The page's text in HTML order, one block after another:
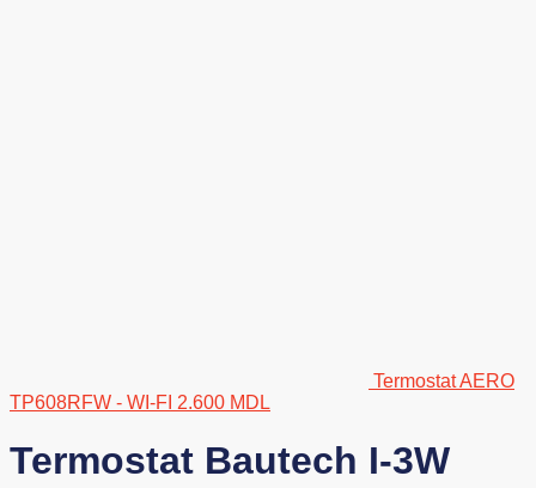
Termostat AERO
TP608RFW - WI-FI 2.600 MDL
Termostat Bautech I-3W